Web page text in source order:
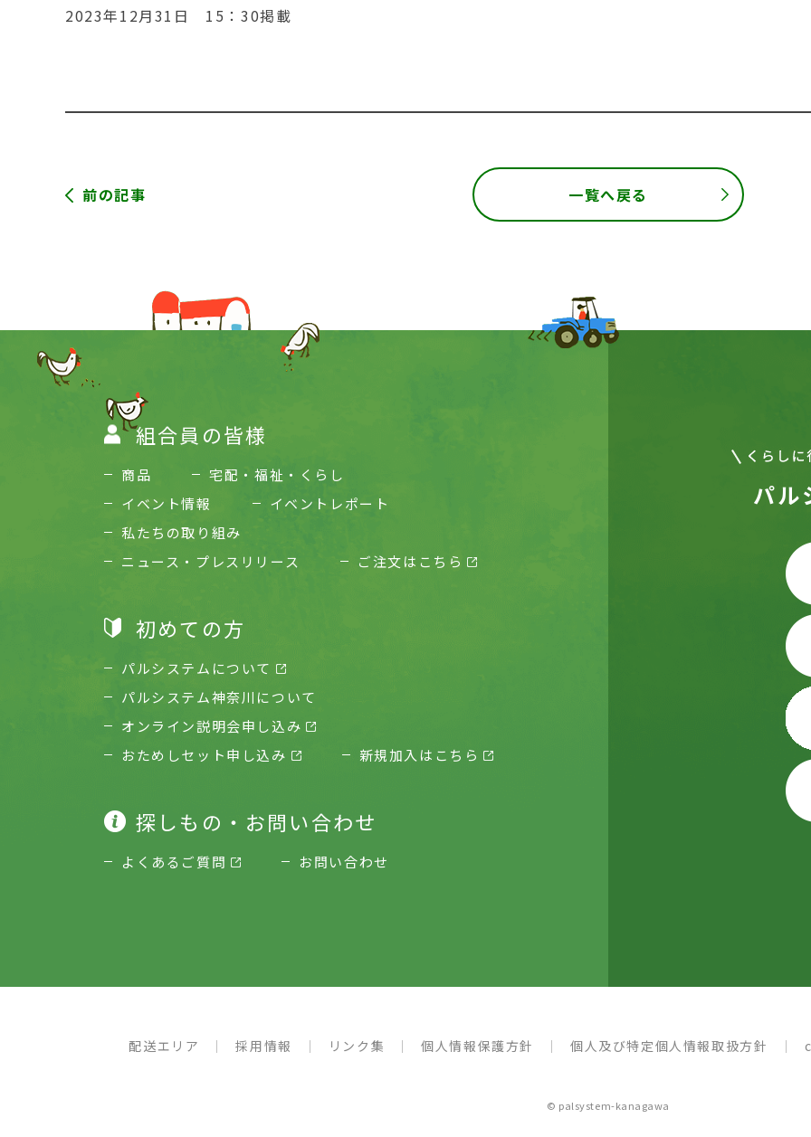
2023年12月31日 15：30掲載
前の記事 一覧へ戻る
組合員の皆様
商品
宅配・福祉・くらし
イベント情報
イベントレポート
私たちの取り組み
ニュース・プレスリリース
ご注文はこちら
初めての方
パルシステムについて
パルシステム神奈川について
オンライン説明会申し込み
おためしセット申し込み
新規加入はこちら
探しもの・お問い合わせ
よくあるご質問 お問い合わせ
パル
配送エリア 採用情報 リンク集 個人情報保護方針 個人及び特定個人情報取扱方針
© palsystem-kanagawa